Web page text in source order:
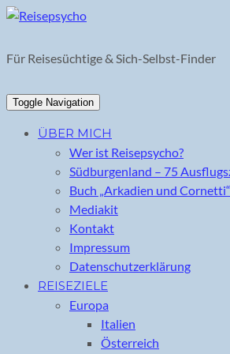
Skip
content
Für Reisesüchtige & Sich-Selbst-Finder
Toggle Navigation
ÜBER MICH
Wer ist Reisepsycho?
Südburgenland – 75
Buch „Arkadien und Cornetti“
Mediakit
Kontakt
Impressum
Datenschutzerklärung
REISEZIELE
Europa
Italien
Österreich